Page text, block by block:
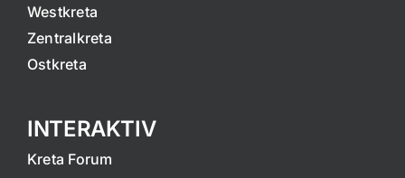
Westkreta
Zentralkreta
Ostkreta
INTERAKTIV
Kreta Forum